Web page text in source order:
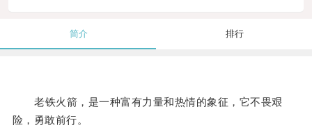
简介 排行
老铁火箭，是一种富有力量和热情的象征，它不畏艰
险，勇敢前行。